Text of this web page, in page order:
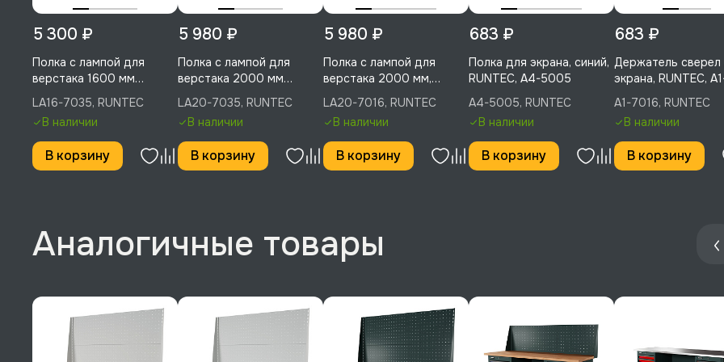
5 300 ₽
Полка с лампой для
верстака 1600 мм
(светло-серый), RUNTEC,
LA16-7035
LA16-7035, RUNTEC
В наличии
В корзину
5 980 ₽
Полка с лампой для
верстака 2000 мм
(светло-серый), RUNTEC,
LA20-7035
LA20-7035, RUNTEC
В наличии
В корзину
5 980 ₽
Полка с лампой для
верстака 2000 мм,
RUNTEC, LA20-7016
LA20-7016, RUNTEC
В наличии
В корзину
683 ₽
Полка для экрана, синий,
RUNTEC, A4-5005
A4-5005, RUNTEC
В наличии
В корзину
683 ₽
Держатель сверел
экрана, RUNTEC,
A1-7016, RUNTEC
В наличии
В корзину